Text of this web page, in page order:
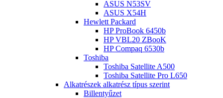
ASUS N53SV
ASUS X54H
Hewlett Packard
HP ProBook 6450b
HP VBL20 ZBooK
HP Compaq 6530b
Toshiba
Toshiba Satellite A500
Toshiba Satellite Pro L650
Alkatrészek alkatrész típus szerint
Billentyűzet